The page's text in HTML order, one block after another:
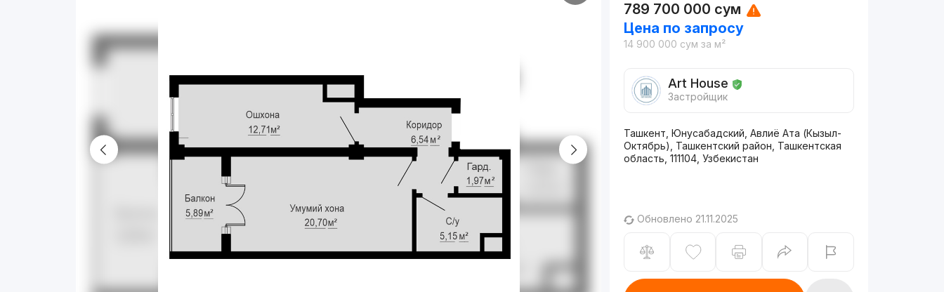
789 700 000 сум
Цена по запросу
14 900 000 сум за м²
Art House
Застройщик
Ташкент, Юнусабадский, Авлиё Ата (Кызыл-
Октябрь), Ташкентский район, Ташкентская
область, 111104, Узбекистан
Обновлено 21.11.2025